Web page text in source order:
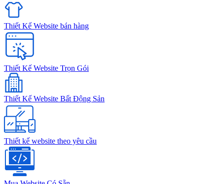
Thiết Kế Website bán hàng
Thiết Kế Website Trọn Gói
Thiết Kế Website Bất Động Sản
Thiết kế website theo yêu cầu